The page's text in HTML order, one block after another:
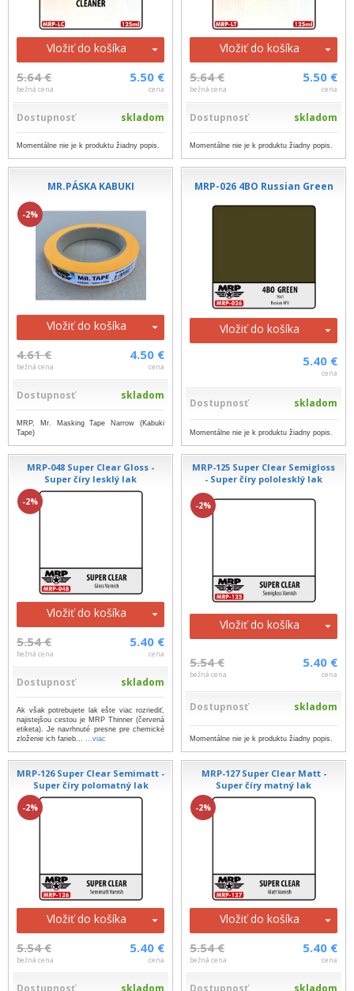
Vložiť do košíka
5.64 €
bežná cena
5.50 €
cena
Dostupnosť skladom
Momentálne nie je k produktu žiadny popis.
Vložiť do košíka
5.64 €
bežná cena
5.50 €
cena
Dostupnosť skladom
Momentálne nie je k produktu žiadny popis.
MR.PÁSKA KABUKI
-2%
Vložiť do košíka
4.61 €
bežná cena
4.50 €
cena
Dostupnosť skladom
MRP, Mr. Masking Tape Narrow (Kabuki
Tape)
MRP-026 4BO Russian Green
Vložiť do košíka
5.40 €
cena
Dostupnosť skladom
Momentálne nie je k produktu žiadny popis.
MRP-048 Super Clear Gloss -
Super číry lesklý lak
-2%
Vložiť do košíka
5.54 €
bežná cena
5.40 €
cena
Dostupnosť skladom
Ak však potrebujete lak ešte viac rozriediť,
najistejšou cestou je MRP Thinner (červená
etiketa). Je navrhnuté presne pre chemické
zloženie ich farieb... ...viac
MRP-125 Super Clear Semigloss
- Super číry pololesklý lak
-2%
Vložiť do košíka
5.54 €
bežná cena
5.40 €
cena
Dostupnosť skladom
Momentálne nie je k produktu žiadny popis.
MRP-126 Super Clear Semimatt -
Super číry polomatný lak
-2%
Vložiť do košíka
5.54 €
bežná cena
5.40 €
cena
Dostupnosť skladom
MRP-127 Super Clear Matt -
Super číry matný lak
-2%
Vložiť do košíka
5.54 €
bežná cena
5.40 €
cena
Dostupnosť skladom